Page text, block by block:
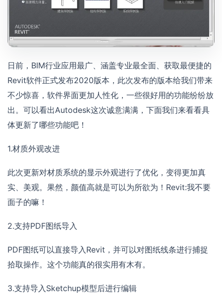
日前，BIM行业应用最广、涵盖专业最全面、获取最便捷的
Revit软件正式发布2020版本，此次发布的版本给我们带来
不少惊喜，软件界面更加人性化，一些很好用的功能纷纷放
出。可以看出Autodesk这次诚意满满，下面我们来看看具
体更新了哪些功能吧！
1.材质外观改进
此次更新对材质系统的显示外观进行了优化，变得更加真
实、美观。果然，颜值高就是可以为所欲为！Revit:我不要
面子的嘛！
2.支持PDF图纸导入
PDF图纸可以直接导入Revit，并可以对图纸线条进行捕捉
拾取操作。这个功能真的很实用有木有。
3.支持导入Sketchup模型后进行编辑